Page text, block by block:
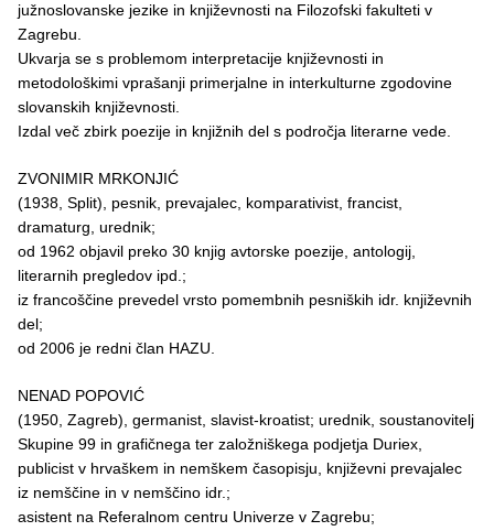
južnoslovanske jezike in književnosti na Filozofski fakulteti v
Zagrebu.
Ukvarja se s problemom interpretacije književnosti in
metodološkimi vprašanji primerjalne in interkulturne zgodovine
slovanskih književnosti.
Izdal več zbirk poezije in knjižnih del s področja literarne vede.
ZVONIMIR MRKONJIĆ
(1938, Split), pesnik, prevajalec, komparativist, francist,
dramaturg, urednik;
od 1962 objavil preko 30 knjig avtorske poezije, antologij,
literarnih pregledov ipd.;
iz francoščine prevedel vrsto pomembnih pesniških idr. književnih
del;
od 2006 je redni član HAZU.
NENAD POPOVIĆ
(1950, Zagreb), germanist, slavist-kroatist; urednik, soustanovitelj
Skupine 99 in grafičnega ter založniškega podjetja Duriex,
publicist v hrvaškem in nemškem časopisju, književni prevajalec
iz nemščine in v nemščino idr.;
asistent na Referalnom centru Univerze v Zagrebu;